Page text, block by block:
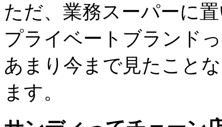
ただ、業務スーパーに
プライベートブランド
あまり今まで見たこと
ます。